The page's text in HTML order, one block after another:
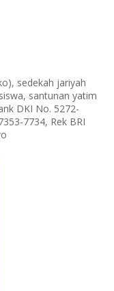
sedekah jariyah
santunan yatim
DKI No. 5272-
7734, Rek BRI